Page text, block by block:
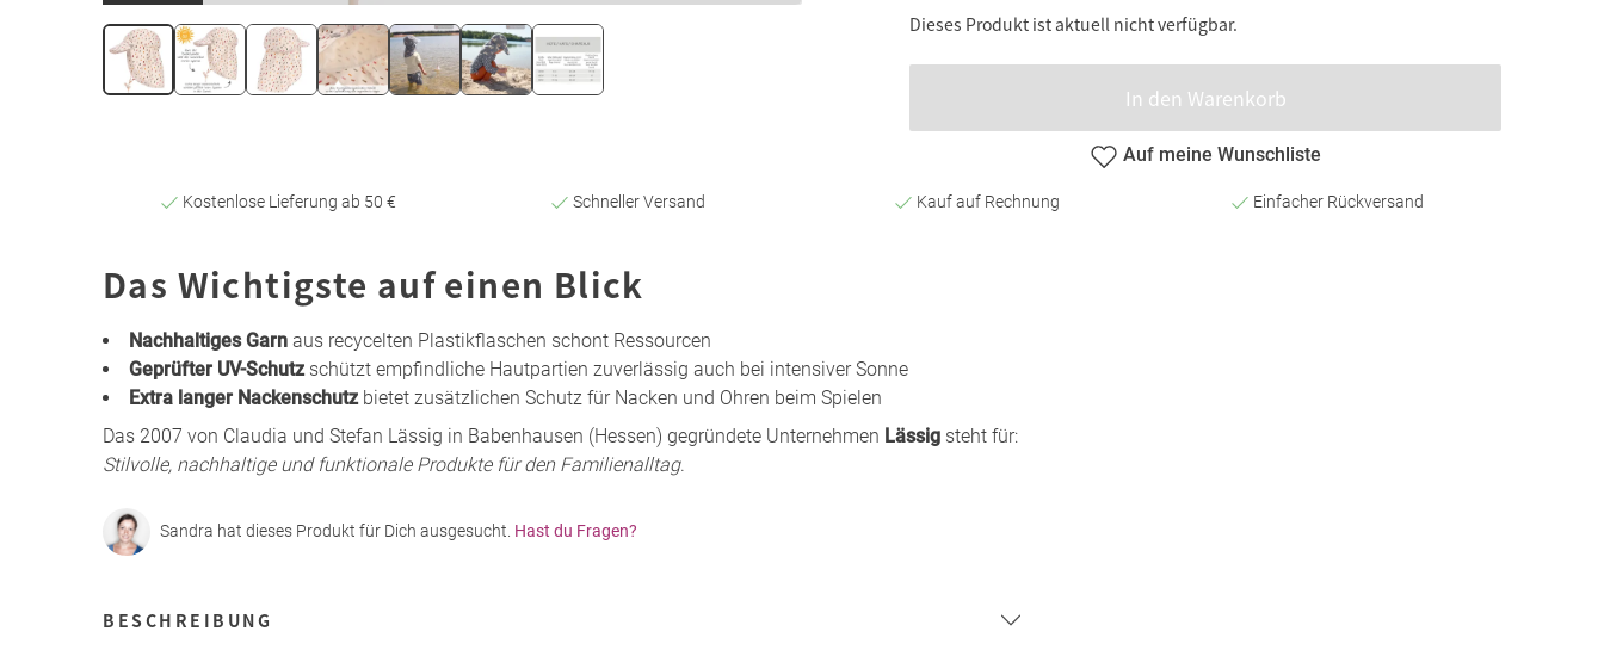
Dieses Produkt ist aktuell nicht verfügbar.
In den Warenkorb
Auf meine Wunschliste
Kostenlose Lieferung ab 50 € Schneller Versand Kauf auf Rechnung Einfacher Rückversand
Das Wichtigste auf einen Blick
Nachhaltiges Garn aus recycelten Plastikflaschen schont Ressourcen
Geprüfter UV-Schutzschützt empfindliche Hautpartien zuverlässig auch bei intensiver Sonne
Extra langer Nackenschutzbietet zusätzlichen Schutz für Nacken und Ohren beim Spielen
Das 2007 von Claudia und Stefan Lässig in Babenhausen (Hessen) gegründete Unternehmen Lässig steht für:
Stilvolle, nachhaltige und funktionale Produkte für den Familienalltag.
Sandra hat dieses Produkt für Dich ausgesucht. Hast du Fragen?
BESCHREIBUNG